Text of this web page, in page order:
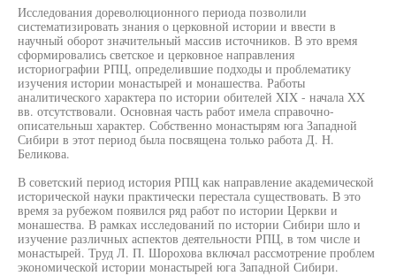
Исследования дореволюционного периода позволили
систематизировать знания о церковной истории и ввести в
научный оборот значительный массив источников. В это время
сформировались светское и церковное направления
историографии РПЦ, определившие подходы и проблематику
изучения истории монастырей и монашества. Работы
аналитического характера по истории обителей XIX - начала XX
вв. отсутствовали. Основная часть работ имела справочно-
описательньш характер. Собственно монастырям юга Западной
Сибири в этот период была посвящена только работа Д. Н.
Беликова.
В советский период история РПЦ как направление академической
исторической науки практически перестала существовать. В это
время за рубежом появился ряд работ по истории Церкви и
монашества. В рамках исследований по истории Сибири шло и
изучение различных аспектов деятельности РПЦ, в том числе и
монастырей. Труд Л. П. Шорохова включал рассмотрение проблем
экономической истории монастырей юга Западной Сибири.